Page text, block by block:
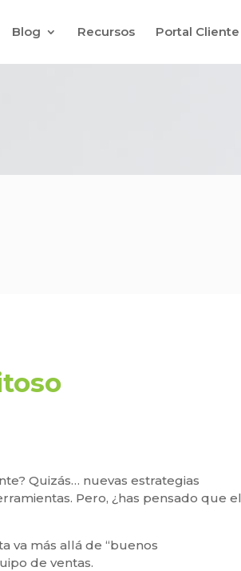
Blog Recursos Portal Cliente
Quizás… nuevas estrategias
Pero, ¿has pensado que el
va más allá de “buenos
de ventas.